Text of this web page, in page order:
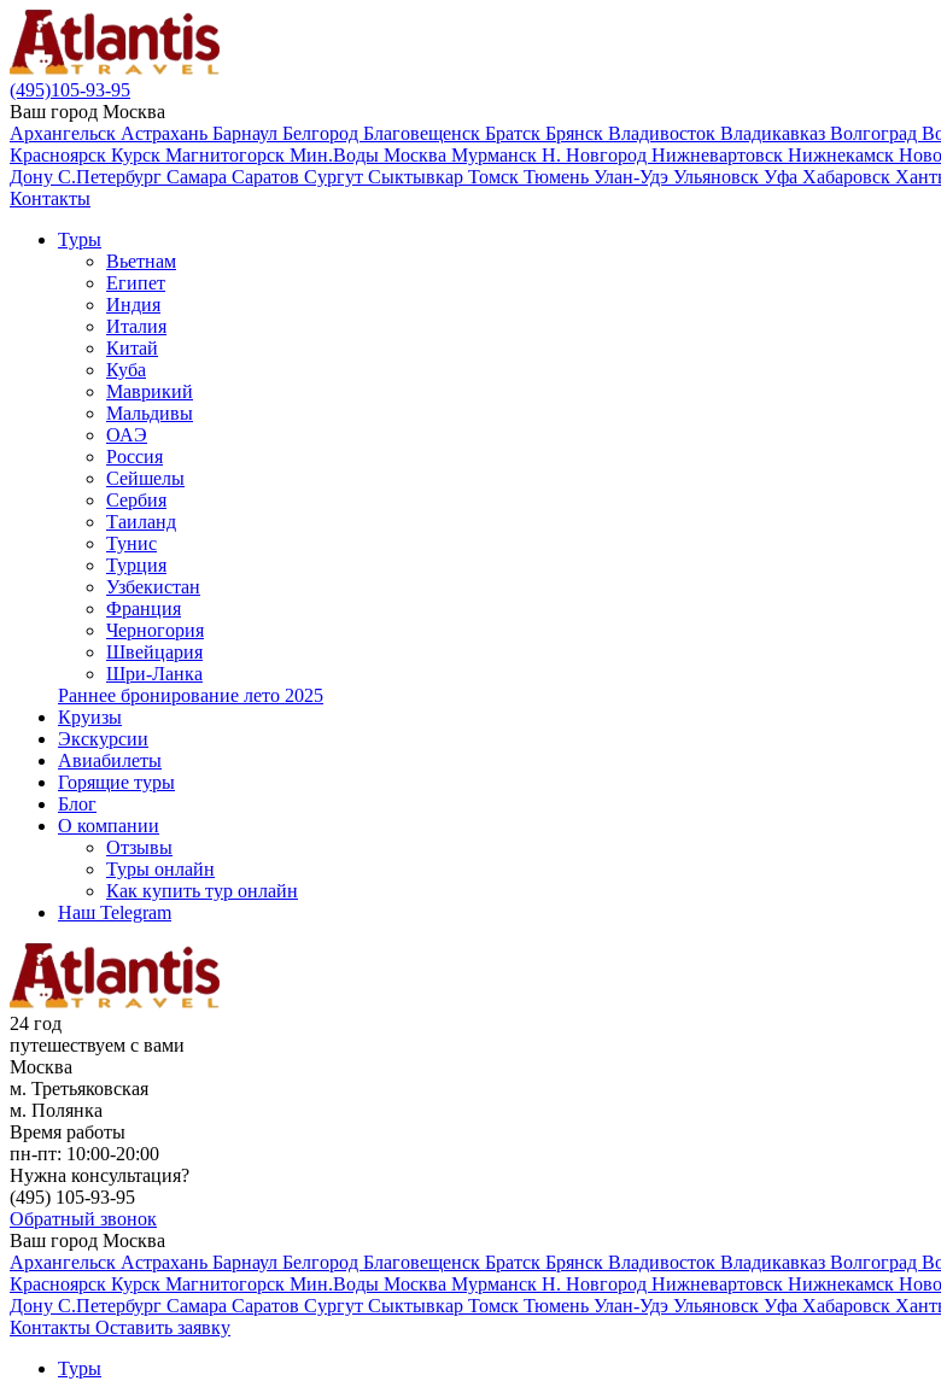
(495)105-93-95
Ваш город Москва
Архангельск Астрахань Барнаул Белгород Благовещенск Братск Брянск Владивосток Владикавказ Волгоград
Красноярск Курск Магнитогорск Мин.Воды Москва Мурманск Н. Новгород Нижневартовск Нижнекамск
Дону С.Петербург Самара Саратов Сургут Сыктывкар Томск Тюмень Улан-Удэ Ульяновск Уфа Хабаровск
Контакты
Туры
Вьетнам
Египет
Индия
Италия
Китай
Куба
Маврикий
Мальдивы
ОАЭ
Россия
Сейшелы
Сербия
Таиланд
Тунис
Турция
Узбекистан
Франция
Черногория
Швейцария
Шри-Ланка
Раннее бронирование лето 2025
Круизы
Экскурсии
Авиабилеты
Горящие туры
Блог
О компании
Отзывы
Туры онлайн
Как купить тур онлайн
Наш Telegram
24 год
путешествуем с вами
Москва
м. Третьяковская
м. Полянка
Время работы
пн-пт: 10:00-20:00
Нужна консультация?
(495) 105-93-95
Обратный звонок
Ваш город Москва
Архангельск Астрахань Барнаул Белгород Благовещенск Братск Брянск Владивосток Владикавказ Волгоград
Красноярск Курск Магнитогорск Мин.Воды Москва Мурманск Н. Новгород Нижневартовск Нижнекамск
Дону С.Петербург Самара Саратов Сургут Сыктывкар Томск Тюмень Улан-Удэ Ульяновск Уфа Хабаровск
Контакты Оставить заявку
Туры